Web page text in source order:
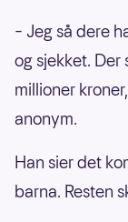
– Jeg så dere
og sjekket.
millioner
anonym.
Han sier det
barna. Resten